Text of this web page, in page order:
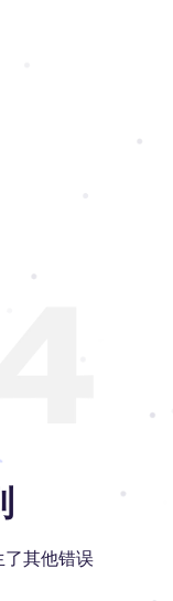
了其他错误